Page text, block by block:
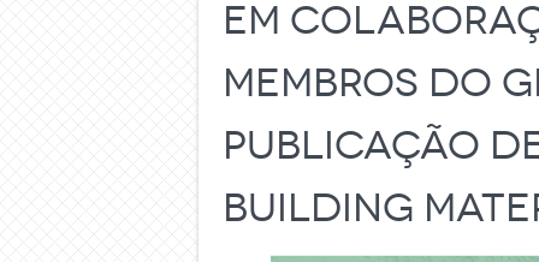
Em
membros do
publicação
Building